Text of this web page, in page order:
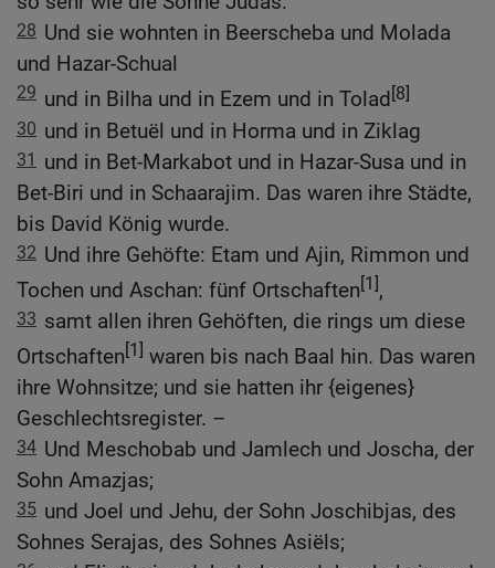
28 Und sie wohnten in Beerscheba und Molada
und Hazar-Schual
29 und in Bilha und in Ezem und in Tolad[8]
30 und in Betuël und in Horma und in Ziklag
31 und in Bet-Markabot und in Hazar-Susa und in
Bet-Biri und in Schaarajim. Das waren ihre Städte,
bis David König wurde.
32 Und ihre Gehöfte: Etam und Ajin, Rimmon und
Tochen und Aschan: fünf Ortschaften[1],
33 samt allen ihren Gehöften, die rings um diese
Ortschaften[1] waren bis nach Baal hin. Das waren
ihre Wohnsitze; und sie hatten ihr {eigenes}
Geschlechtsregister. –
34 Und Meschobab und Jamlech und Joscha, der
Sohn Amazjas;
35 und Joel und Jehu, der Sohn Joschibjas, des
Sohnes Serajas, des Sohnes Asiëls;